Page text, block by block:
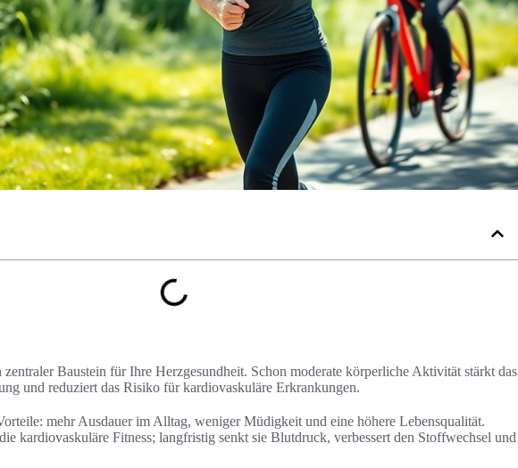
Baustein für Ihre Herzgesundheit. Schon moderate körperliche Aktivität stärkt das
und reduziert das Risiko für kardiovaskuläre Erkrankungen.
mehr Ausdauer im Alltag, weniger Müdigkeit und eine höhere Lebensqualität.
kardiovaskuläre Fitness; langfristig senkt sie Blutdruck, verbessert den Stoffwechsel und